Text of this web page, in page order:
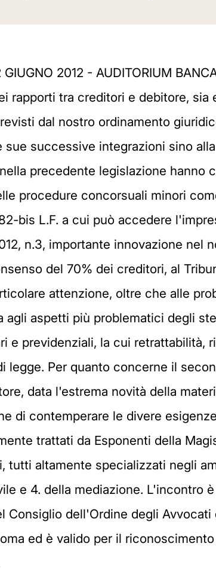
GIUGNO 2012 - AUDITORIUM
rapporti tra creditori e debitore,
dal nostro ordinamento
sue successive integrazioni sino
precedente legislazione hanno
procedure concorsuali minori
bis L.F. a cui può accedere
n.3, importante innovazione nel
del 70% dei creditori, al
attenzione, oltre che alle
agli aspetti più problematici degli
e previdenziali, la cui retrattabilità,
legge. Per quanto concerne il
data l'estrema novità della
di contemperare le divere
trattati da Esponenti della
tutti altamente specializzati negli
e 4. della mediazione. L'incontro
Consiglio dell'Ordine degli
ed è valido per il